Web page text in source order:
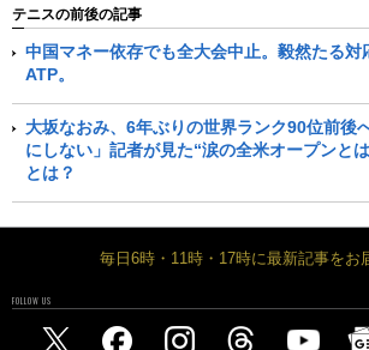
テニスの前後の記事
中国マネー依存でも全大会中止。毅然たる対
ATP。
大坂なおみ、6年ぶりの世界ランク90位前後
にしない」記者が見た“涙の全米オープンと
とは？
毎日6時・11時・17時に最新記事をお
FOLLOW US